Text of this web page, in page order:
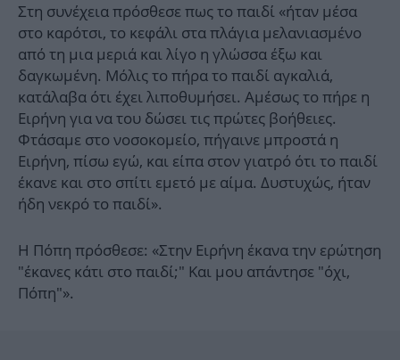
Στη συνέχεια πρόσθεσε πως το παιδί «ήταν μέσα
στο καρότσι, το κεφάλι στα πλάγια μελανιασμένο
από τη μια μεριά και λίγο η γλώσσα έξω και
δαγκωμένη. Μόλις το πήρα το παιδί αγκαλιά,
κατάλαβα ότι έχει λιποθυμήσει. Αμέσως το πήρε η
Ειρήνη για να του δώσει τις πρώτες βοήθειες.
Φτάσαμε στο νοσοκομείο, πήγαινε μπροστά η
Ειρήνη, πίσω εγώ, και είπα στον γιατρό ότι το παιδί
έκανε και στο σπίτι εμετό με αίμα. Δυστυχώς, ήταν
ήδη νεκρό το παιδί».
Η Πόπη πρόσθεσε: «Στην Ειρήνη έκανα την ερώτηση
"έκανες κάτι στο παιδί;" Και μου απάντησε "όχι,
Πόπη"».